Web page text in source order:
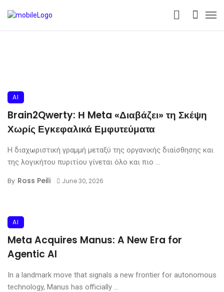
AI
Brain2Qwerty: Η Meta «Διαβάζει» τη Σκέψη
Χωρίς Εγκεφαλικά Εμφυτεύματα
Η διαχωριστική γραμμή μεταξύ της οργανικής διαίσθησης και
της λογικήτου πυριτίου γίνεται όλο και πιο ...
By Ross Peili June 30, 2026
AI
Meta Acquires Manus: A New Era for
Agentic AI
In a landmark move that signals a new frontier for autonomous
technology, Manus has officially ...